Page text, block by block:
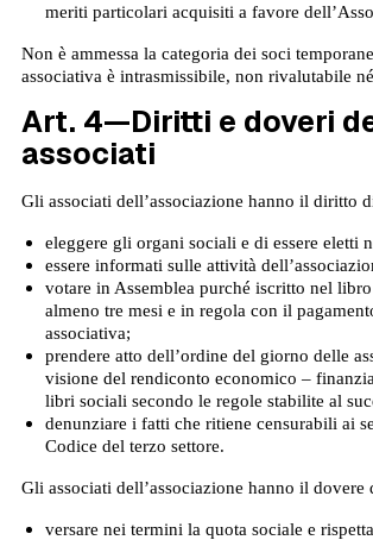
meriti particolari acquisiti a favore
Non è ammessa la categoria dei soci
associativa è intrasmissibile, non rivalutabile
Art. 4—Diritti e doveri
associati
Gli associati dell’associazione hanno il diritto
eleggere gli organi sociali e di essere eletti
essere informati sulle attività
votare in Assemblea purché iscritto nel
almeno tre mesi e in regola con il
associativa;
prendere atto dell’ordine del giorno delle
visione del rendiconto economico –
libri sociali secondo le regole stabilite al
denunziare i fatti che ritiene censurabili ai
Codice del terzo settore.
Gli associati dell’associazione hanno il dovere
versare nei termini la quota sociale e